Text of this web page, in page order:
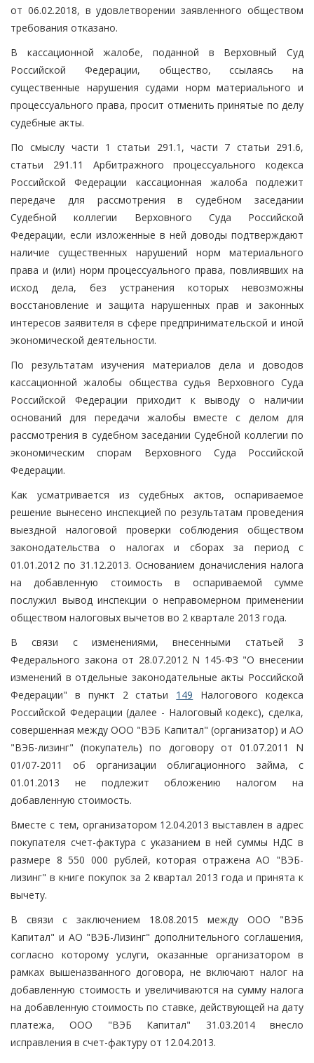
от 06.02.2018, в удовлетворении заявленного обществом
требования отказано.
В кассационной жалобе, поданной в Верховный Суд
Российской Федерации, общество, ссылаясь на
существенные нарушения судами норм материального и
процессуального права, просит отменить принятые по делу
судебные акты.
По смыслу части 1 статьи 291.1, части 7 статьи 291.6,
статьи 291.11 Арбитражного процессуального кодекса
Российской Федерации кассационная жалоба подлежит
передаче для рассмотрения в судебном заседании
Судебной коллегии Верховного Суда Российской
Федерации, если изложенные в ней доводы подтверждают
наличие существенных нарушений норм материального
права и (или) норм процессуального права, повлиявших на
исход дела, без устранения которых невозможны
восстановление и защита нарушенных прав и законных
интересов заявителя в сфере предпринимательской и иной
экономической деятельности.
По результатам изучения материалов дела и доводов
кассационной жалобы общества судья Верховного Суда
Российской Федерации приходит к выводу о наличии
оснований для передачи жалобы вместе с делом для
рассмотрения в судебном заседании Судебной коллегии по
экономическим спорам Верховного Суда Российской
Федерации.
Как усматривается из судебных актов, оспариваемое
решение вынесено инспекцией по результатам проведения
выездной налоговой проверки соблюдения обществом
законодательства о налогах и сборах за период с
01.01.2012 по 31.12.2013. Основанием доначисления налога
на добавленную стоимость в оспариваемой сумме
послужил вывод инспекции о неправомерном применении
обществом налоговых вычетов во 2 квартале 2013 года.
В связи с изменениями, внесенными статьей 3
Федерального закона от 28.07.2012 N 145-ФЗ "О внесении
изменений в отдельные законодательные акты Российской
Федерации" в пункт 2 статьи 149 Налогового кодекса
Российской Федерации (далее - Налоговый кодекс), сделка,
совершенная между ООО "ВЭБ Капитал" (организатор) и АО
"ВЭБ-лизинг" (покупатель) по договору от 01.07.2011 N
01/07-2011 об организации облигационного займа, с
01.01.2013 не подлежит обложению налогом на
добавленную стоимость.
Вместе с тем, организатором 12.04.2013 выставлен в адрес
покупателя счет-фактура с указанием в ней суммы НДС в
размере 8 550 000 рублей, которая отражена АО "ВЭБ-
лизинг" в книге покупок за 2 квартал 2013 года и принята к
вычету.
В связи с заключением 18.08.2015 между ООО "ВЭБ
Капитал" и АО "ВЭБ-Лизинг" дополнительного соглашения,
согласно которому услуги, оказанные организатором в
рамках вышеназванного договора, не включают налог на
добавленную стоимость и увеличиваются на сумму налога
на добавленную стоимость по ставке, действующей на дату
платежа, ООО "ВЭБ Капитал" 31.03.2014 внесло
исправления в счет-фактуру от 12.04.2013.